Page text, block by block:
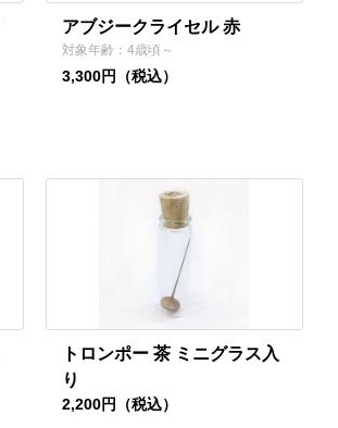
アブジークライセル 赤
対象年齢：4歳頃～
3,300円（税込）
トロンポー 茶 ミニグラス入
り
2,200円（税込）